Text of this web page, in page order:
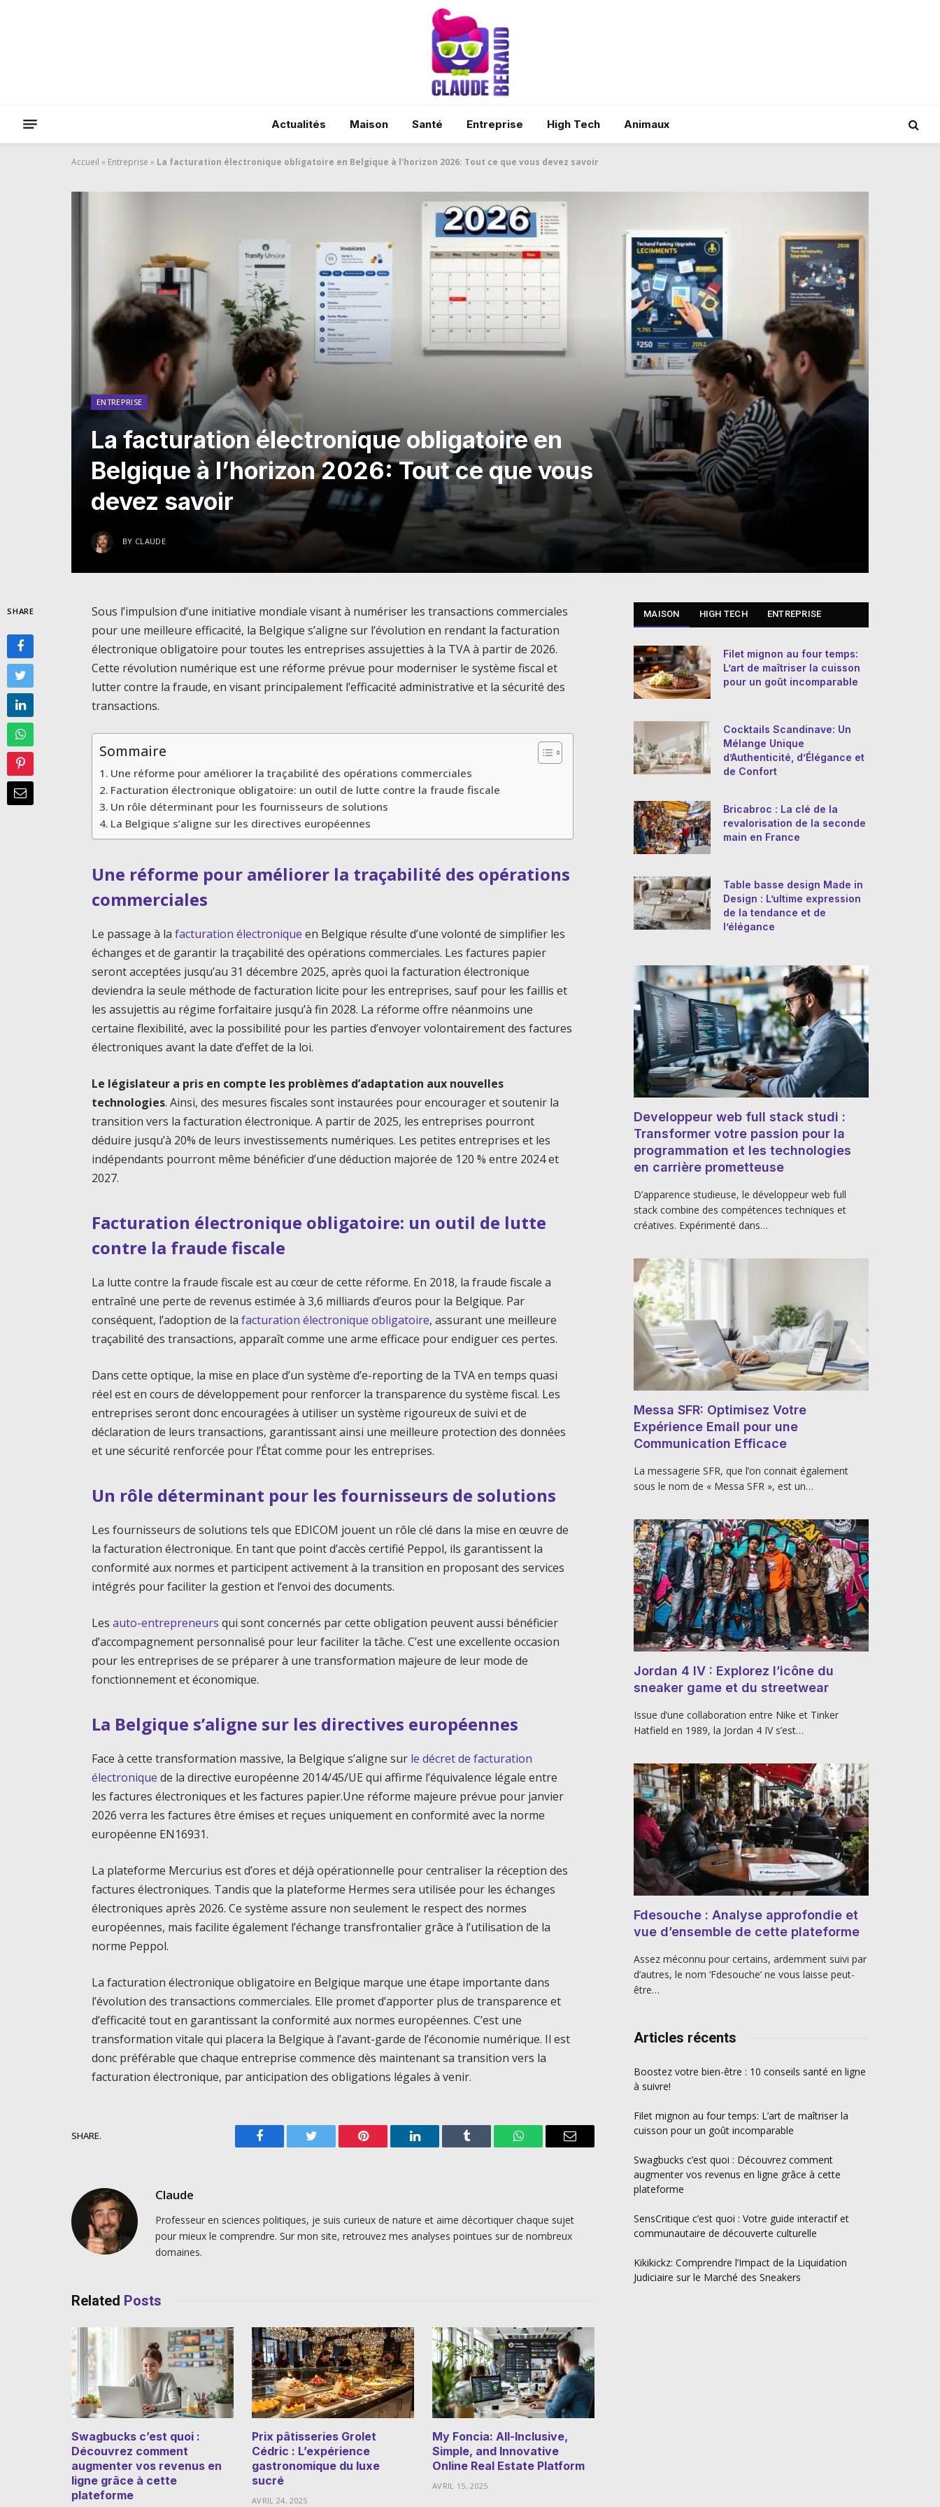
Actualités Maison Santé Entreprise High Tech Animaux
Accueil » Entreprise » La facturation électronique obligatoire en Belgique à l’horizon 2026: Tout ce que vous devez savoir
ENTREPRISE
La facturation électronique obligatoire en
Belgique à l’horizon 2026: Tout ce que vous
devez savoir
BY CLAUDE
SHARE
Sous l’impulsion d’une initiative mondiale visant à numériser les transactions commerciales
pour une meilleure efficacité, la Belgique s’aligne sur l’évolution en rendant la facturation
électronique obligatoire pour toutes les entreprises assujetties à la TVA à partir de 2026.
Cette révolution numérique est une réforme prévue pour moderniser le système fiscal et
lutter contre la fraude, en visant principalement l’efficacité administrative et la sécurité des
transactions.
Sommaire
Une réforme pour améliorer la traçabilité des opérations commerciales
Facturation électronique obligatoire: un outil de lutte contre la fraude fiscale
Un rôle déterminant pour les fournisseurs de solutions
La Belgique s’aligne sur les directives européennes
Une réforme pour améliorer la traçabilité des opérations
commerciales
Le passage à lafacturation électronique en Belgique résulte d’une volonté de simplifier les
échanges et de garantir la traçabilité des opérations commerciales. Les factures papier
seront acceptées jusqu’au 31 décembre 2025, après quoi la facturation électronique
deviendra la seule méthode de facturation licite pour les entreprises, sauf pour les faillis et
les assujettis au régime forfaitaire jusqu’à fin 2028. La réforme offre néanmoins une
certaine flexibilité, avec la possibilité pour les parties d’envoyer volontairement des factures
électroniques avant la date d’effet de la loi.
Le législateur a pris en compte les problèmes d’adaptation aux nouvelles
technologies. Ainsi, des mesures fiscales sont instaurées pour encourager et soutenir la
transition vers la facturation électronique. A partir de 2025, les entreprises pourront
déduire jusqu’à 20% de leurs investissements numériques. Les petites entreprises et les
indépendants pourront même bénéficier d’une déduction majorée de 120 % entre 2024 et
2027.
Facturation électronique obligatoire: un outil de lutte
contre la fraude fiscale
La lutte contre la fraude fiscale est au cœur de cette réforme. En 2018, la fraude fiscale a
entraîné une perte de revenus estimée à 3,6 milliards d’euros pour la Belgique. Par
conséquent, l’adoption de lafacturation électronique obligatoire, assurant une meilleure
traçabilité des transactions, apparaît comme une arme efficace pour endiguer ces pertes.
Dans cette optique, la mise en place d’un système d’e-reporting de la TVA en temps quasi
réel est en cours de développement pour renforcer la transparence du système fiscal. Les
entreprises seront donc encouragées à utiliser un système rigoureux de suivi et de
déclaration de leurs transactions, garantissant ainsi une meilleure protection des données
et une sécurité renforcée pour l’État comme pour les entreprises.
Un rôle déterminant pour les fournisseurs de solutions
Les fournisseurs de solutions tels que EDICOM jouent un rôle clé dans la mise en œuvre de
la facturation électronique. En tant que point d’accès certifié Peppol, ils garantissent la
conformité aux normes et participent activement à la transition en proposant des services
intégrés pour faciliter la gestion et l’envoi des documents.
Lesauto-entrepreneurs qui sont concernés par cette obligation peuvent aussi bénéficier
d’accompagnement personnalisé pour leur faciliter la tâche. C’est une excellente occasion
pour les entreprises de se préparer à une transformation majeure de leur mode de
fonctionnement et économique.
La Belgique s’aligne sur les directives européennes
Face à cette transformation massive, la Belgique s’aligne sur le décret de facturation
électronique de la directive européenne 2014/45/UE qui affirme l’équivalence légale entre
les factures électroniques et les factures papier.Une réforme majeure prévue pour janvier
2026 verra les factures être émises et reçues uniquement en conformité avec la norme
européenne EN16931.
La plateforme Mercurius est d’ores et déjà opérationnelle pour centraliser la réception des
factures électroniques. Tandis que la plateforme Hermes sera utilisée pour les échanges
électroniques après 2026. Ce système assure non seulement le respect des normes
européennes, mais facilite également l’échange transfrontalier grâce à l’utilisation de la
norme Peppol.
La facturation électronique obligatoire en Belgique marque une étape importante dans
l’évolution des transactions commerciales. Elle promet d’apporter plus de transparence et
d’efficacité tout en garantissant la conformité aux normes européennes. C’est une
transformation vitale qui placera la Belgique à l’avant-garde de l’économie numérique. Il est
donc préférable que chaque entreprise commence dès maintenant sa transition vers la
facturation électronique, par anticipation des obligations légales à venir.
SHARE.
Facebook Twitter Pinterest LinkedIn Tumblr WhatsAppEmail
Claude
Professeur en sciences politiques, je suis curieux de nature et aime décortiquer chaque sujet
pour mieux le comprendre. Sur mon site, retrouvez mes analyses pointues sur de nombreux
domaines.
Related Posts
Swagbucks c’est quoi :
Découvrez comment
augmenter vos revenus en
ligne grâce à cette
plateforme
Prix pâtisseries Grolet
Cédric : L’expérience
gastronomique du luxe
sucré
AVRIL 24, 2025
My Foncia: All-Inclusive,
Simple, and Innovative
Online Real Estate Platform
AVRIL 15, 2025
MAISON HIGH TECH ENTREPRISE
Filet mignon au four temps:
L’art de maîtriser la cuisson
pour un goût incomparable
Cocktails Scandinave: Un
Mélange Unique
d’Authenticité, d’Élégance et
de Confort
Bricabroc : La clé de la
revalorisation de la seconde
main en France
Table basse design Made in
Design : L’ultime expression
de la tendance et de
l’élégance
Developpeur web full stack studi :
Transformer votre passion pour la
programmation et les technologies
en carrière prometteuse
D’apparence studieuse, le développeur web full
stack combine des compétences techniques et
créatives. Expérimenté dans…
Messa SFR: Optimisez Votre
Expérience Email pour une
Communication Efficace
La messagerie SFR, que l’on connait également
sous le nom de « Messa SFR », est un…
Jordan 4 IV : Explorez l’icône du
sneaker game et du streetwear
Issue d’une collaboration entre Nike et Tinker
Hatfield en 1989, la Jordan 4 IV s’est…
Fdesouche : Analyse approfondie et
vue d’ensemble de cette plateforme
Assez méconnu pour certains, ardemment suivi par
d’autres, le nom ‘Fdesouche’ ne vous laisse peut-
être…
Articles récents
Boostez votre bien-être : 10 conseils santé en ligne
à suivre!
Filet mignon au four temps: L’art de maîtriser la
cuisson pour un goût incomparable
Swagbucks c’est quoi : Découvrez comment
augmenter vos revenus en ligne grâce à cette
plateforme
SensCritique c’est quoi : Votre guide interactif et
communautaire de découverte culturelle
Kikikickz: Comprendre l’Impact de la Liquidation
Judiciaire sur le Marché des Sneakers